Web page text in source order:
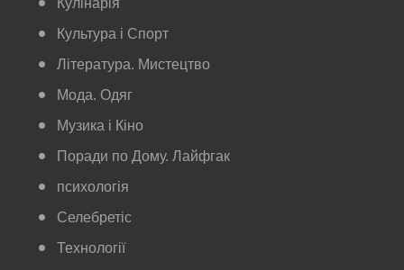
Кулінарія
Культура і Спорт
Література. Мистецтво
Мода. Одяг
Музика і Кіно
Поради по Дому. Лайфгак
психологія
Селебретіс
Технології